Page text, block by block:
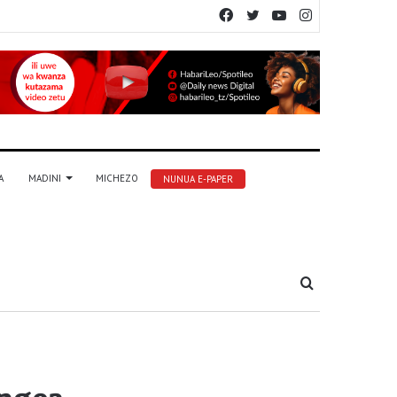
YouTube
Twitter
Facebook
MADINI MICHEZO NUNUA E-PAPER
Tafuta